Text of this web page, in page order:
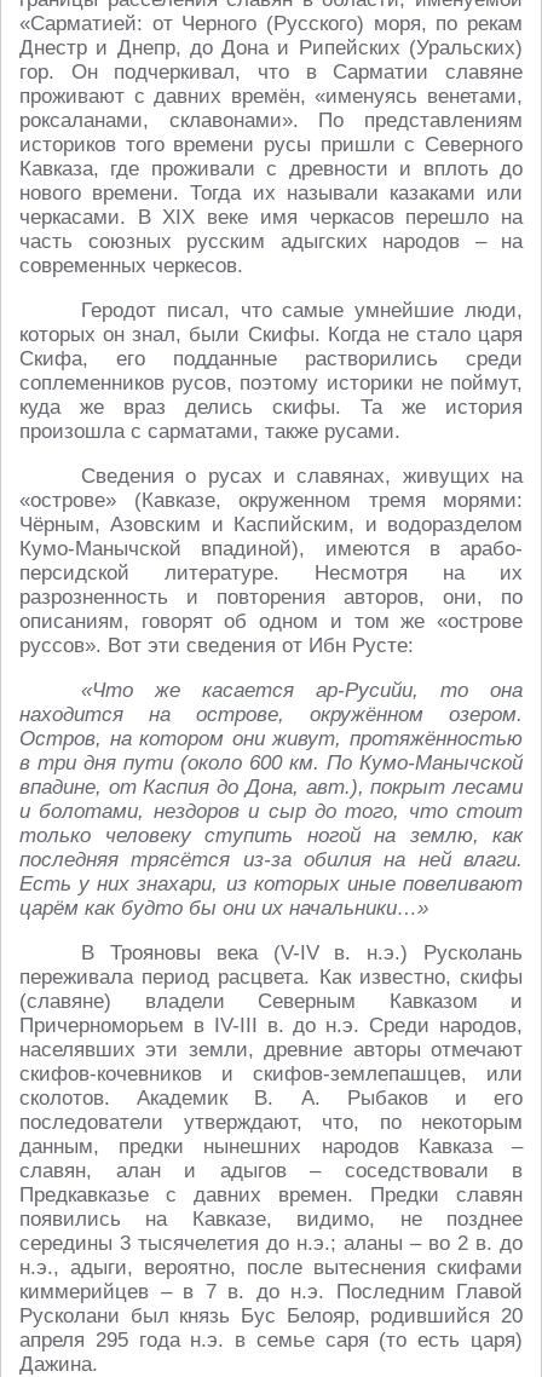
«Сарматией: от Черного (Русского) моря, по рекам
Днестр и Днепр, до Дона и Рипейских (Уральских)
гор. Он подчеркивал, что в Сарматии славяне
проживают с давних времён, «именуясь венетами,
роксаланами, склавонами». По представлениям
историков того времени русы пришли с Северного
Кавказа, где проживали с древности и вплоть до
нового времени. Тогда их называли казаками или
черкасами. В XIX веке имя черкасов перешло на
часть союзных русским адыгских народов – на
современных черкесов.
Геродот писал, что самые умнейшие люди,
которых он знал, были Скифы. Когда не стало царя
Скифа, его подданные растворились среди
соплеменников русов, поэтому историки не поймут,
куда же враз делись скифы. Та же история
произошла с сарматами, также русами.
Сведения о русах и славянах, живущих на
«острове» (Кавказе, окруженном тремя морями:
Чёрным, Азовским и Каспийским, и водоразделом
Кумо-Манычской впадиной), имеются в арабо-
персидской литературе. Несмотря на их
разрозненность и повторения авторов, они, по
описаниям, говорят об одном и том же «острове
руссов». Вот эти сведения от Ибн Русте:
«Что же касается ар-Русийи, то она
находится на острове, окружённом озером.
Остров, на котором они живут, протяжённостью
в три дня пути (около 600 км. По Кумо-Манычской
впадине, от Каспия до Дона, авт.), покрыт лесами
и болотами, нездоров и сыр до того, что стоит
только человеку ступить ногой на землю, как
последняя трясётся из-за обилия на ней влаги.
Есть у них знахари, из которых иные повеливают
царём как будто бы они их начальники…»
В Трояновы века (V-IV в. н.э.) Русколань
переживала период расцвета. Как известно, скифы
(славяне) владели Северным Кавказом и
Причерноморьем в IV-III в. до н.э. Среди народов,
населявших эти земли, древние авторы отмечают
скифов-кочевников и скифов-землепашцев, или
сколотов. Академик В. А. Рыбаков и его
последователи утверждают, что, по некоторым
данным, предки нынешних народов Кавказа –
славян, алан и адыгов – соседствовали в
Предкавказье с давних времен. Предки славян
появились на Кавказе, видимо, не позднее
середины 3 тысячелетия до н.э.; аланы – во 2 в. до
н.э., адыги, вероятно, после вытеснения скифами
киммерийцев – в 7 в. до н.э. Последним Главой
Русколани был князь Бус Белояр, родившийся 20
апреля 295 года н.э. в семье саря (то есть царя)
Дажина.